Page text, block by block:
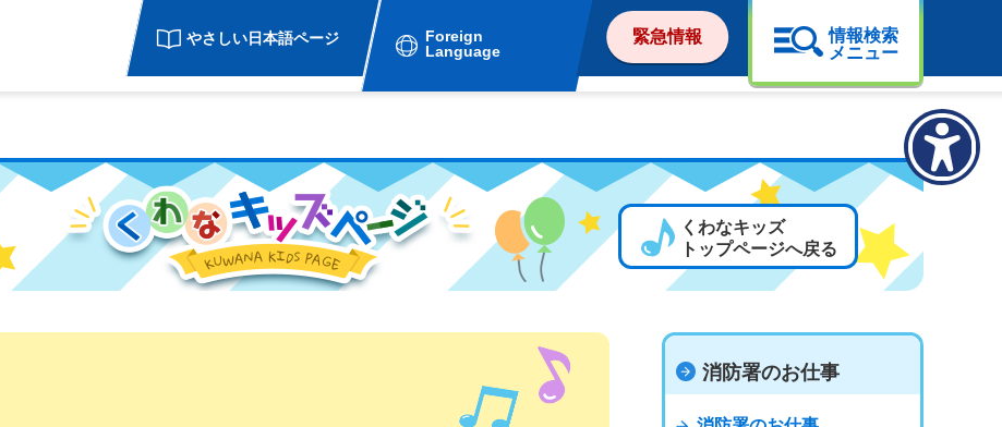
やさしい日本語ページ
Foreign
Language
緊急情報
情報検索
メニュー
くわなキッズ
トップページへ戻る
消防署のお仕事